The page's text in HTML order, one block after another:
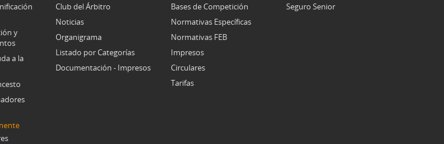
y
a la
Club del Árbitro
Noticias
Organigrama
Listado por Categorías
Documentación - Impresos
Bases de Competición
Normativas Específicas
Normativas FEB
Impresos
Circulares
Tarifas
Seguro Senior